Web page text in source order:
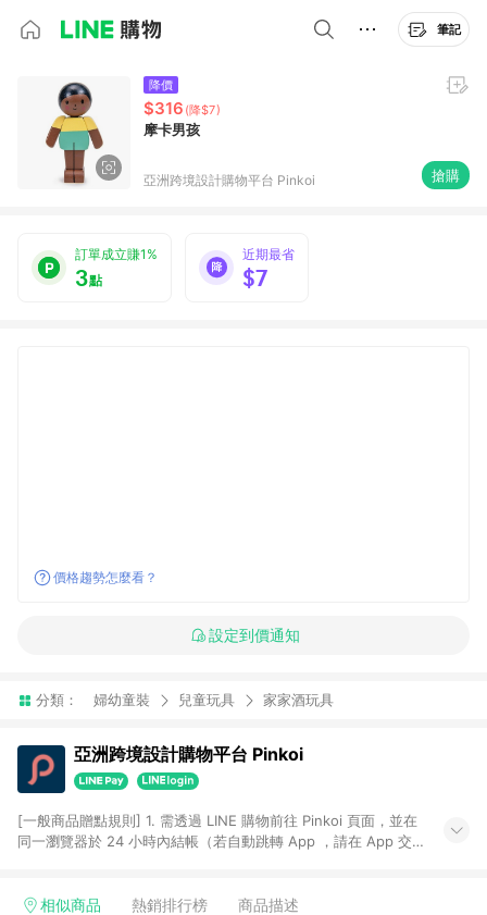
筆記
降價
$316 (降$7)
摩卡男孩
亞洲跨境設計購物平台 Pinkoi 搶購
訂單成立賺1%
3點
近期最省
$7
價格趨勢怎麼看？
設定到價通知
分類： 婦幼童裝 兒童玩具 家家酒玩具
亞洲跨境設計購物平台 Pinkoi
[一般商品贈點規則] 1. 需透過 LINE 購物前往 Pinkoi 頁面，並在
同一瀏覽器於 24 小時內結帳（若自動跳轉 App ，請在 App 交
回饋訂單不得享有 Pinkoi 站方優惠，例如首購優惠，P coins，
相似商品 熱銷排行榜 商品描述